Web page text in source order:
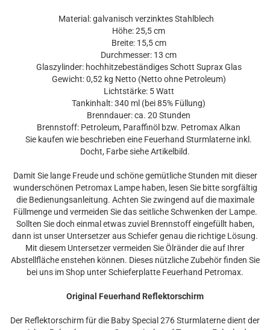
Material: galvanisch verzinktes Stahlblech
Höhe: 25,5 cm
Breite: 15,5 cm
Durchmesser: 13 cm
Glaszylinder: hochhitzebeständiges Schott Suprax Glas
Gewicht: 0,52 kg Netto (Netto ohne Petroleum)
Lichtstärke: 5 Watt
Tankinhalt: 340 ml (bei 85% Füllung)
Brenndauer: ca. 20 Stunden
Brennstoff: Petroleum, Paraffinöl bzw. Petromax Alkan
Sie kaufen wie beschrieben eine Feuerhand Sturmlaterne inkl.
Docht, Farbe siehe Artikelbild.
Damit Sie lange Freude und schöne gemütliche Stunden mit dieser
wunderschönen Petromax Lampe haben, lesen Sie bitte sorgfältig
die Bedienungsanleitung. Achten Sie zwingend auf die maximale
Füllmenge und vermeiden Sie das seitliche Schwenken der Lampe.
Sollten Sie doch einmal etwas zuviel Brennstoff eingefüllt haben,
dann ist unser Untersetzer aus Schiefer genau die richtige Lösung.
Mit diesem Untersetzer vermeiden Sie Ölränder die auf Ihrer
Abstellfläche enstehen können. Dieses nützliche Zubehör finden Sie
bei uns im Shop unter Schieferplatte Feuerhand Petromax.
Original Feuerhand Reflektorschirm
Der Reflektorschirm für die Baby Special 276 Sturmlaterne dient der